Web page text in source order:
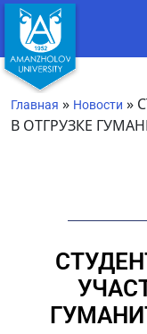
Главная » Новости »
В ОТГРУЗКЕ